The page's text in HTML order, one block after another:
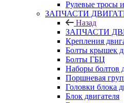
Рулевые тросы
ЗАПЧАСТИ
Назад
ЗАПЧАСТИ
Крепления
Болты крышек
Болты ГБЦ
Наборы болтов
Поршневая
Головки блока
Блок двигателя